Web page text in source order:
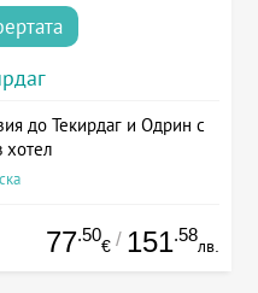
до Текирдаг и Одрин с
хотел
77.50
€ / 151.58
лв.